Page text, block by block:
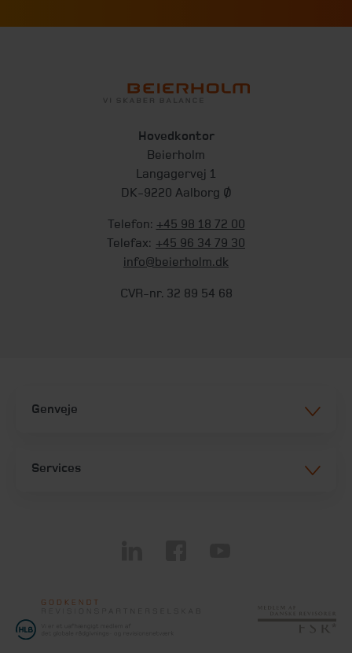
Hovedkontor
Beierholm
Langagervej 1
DK-9220 Aalborg Ø
Telefon: +45 98 18 72 00
Telefax: +45 96 34 79 30
info@beierholm.dk
CVR-nr. 32 89 54 68
Genveje
Services